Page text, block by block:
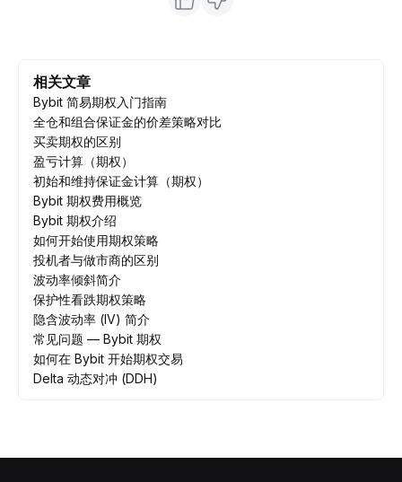
相关文章
Bybit 简易期权入门指南
全仓和组合保证金的价差策略对比
买卖期权的区别
盈亏计算（期权）
初始和维持保证金计算（期权）
Bybit 期权费用概览
Bybit 期权介绍
如何开始使用期权策略
投机者与做市商的区别
波动率倾斜简介
保护性看跌期权策略
隐含波动率 (IV) 简介
常见问题 — Bybit 期权
如何在 Bybit 开始期权交易
Delta 动态对冲 (DDH)